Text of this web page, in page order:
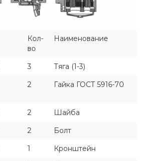
Кол-
во
Наименование
3
Тяга (1-3)
2 Гайка ГОСТ 5916-70
2
Шайба
2
Болт
1
Кронштейн